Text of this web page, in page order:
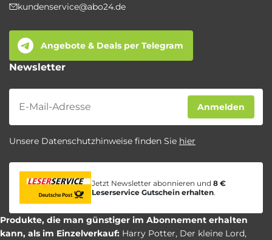
kundenservice@abo24.de
Angebote & Deals per Telegram
Newsletter
Newsletter
Anmelden
Unsere Datenschutzhinweise finden Sie hier
Jetzt Newsletter abonnieren und 8 €
Leserservice Gutschein erhalten.
Produkte, die man günstiger im Abonnement erhalten
kann, als im Einzelverkauf: Harry Potter, Der kleine Lord,